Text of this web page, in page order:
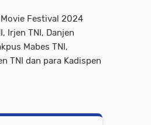
Festival 2024
Irjen TNI, Danjen
Mabes TNI,
TNI dan para Kadispen